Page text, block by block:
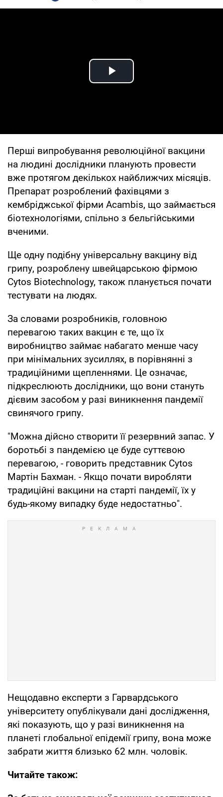
Play Video
Перші випробування революційної вакцини
на людині дослідники планують провести
вже протягом декількох найближчих місяців.
Препарат розроблений фахівцями з
кембріджської фірми Acambis, що займається
біотехнологіями, спільно з бельгійськими
вченими.
Ще одну подібну універсальну вакцину від
грипу, розроблену швейцарською фірмою
Cytos Biotechnology, також планується почати
тестувати на людях.
За словами розробників, головною
перевагою таких вакцин є те, що їх
виробництво займає набагато менше часу
при мінімальних зусиллях, в порівнянні з
традиційними щепленнями. Це означає,
підкреслюють дослідники, що вони стануть
дієвим засобом у разі виникнення пандемії
свинячого грипу.
"Можна дійсно створити її резервний запас. У
боротьбі з пандемією це буде суттєвою
перевагою, - говорить представник Cytos
Мартін Бахман. - Якщо почати виробляти
традиційні вакцини на старті пандемії, їх у
будь-якому випадку буде недостатньо".
Нещодавно експерти з Гарвардського
університету опублікували дані дослідження,
які показують, що у разі виникнення на
планеті глобальної епідемії грипу, вона може
забрати життя близько 62 млн. чоловік.
Читайте також: